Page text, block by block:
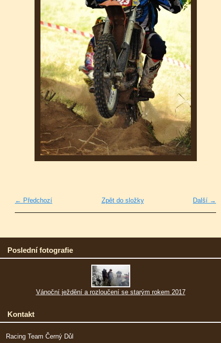
← Předchozí Další →
Zpět do složky
Poslední fotografie
Vánoční ježdění a rozloučení se starým rokem 2017
Kontakt
Racing Team Černý Důl